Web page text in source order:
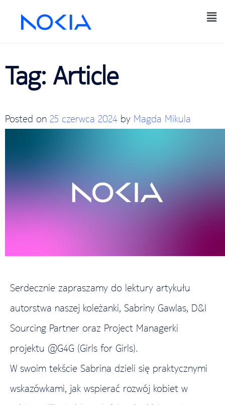
Tag: Article
Posted on 25 czerwca 2024 by Magda Mikula
Serdecznie zapraszamy do lektury artykułu
autorstwa naszej koleżanki, Sabriny Gawlas, D&I
Sourcing Partner oraz Project Managerki
projektu @G4G (Girls for Girls).
W swoim tekście Sabrina dzieli się praktycznymi
wskazówkami, jak wspierać rozwój kobiet w